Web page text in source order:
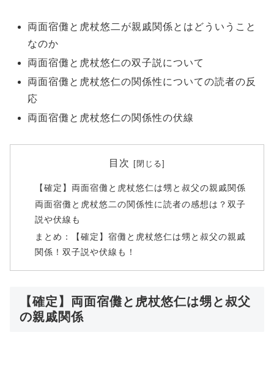
両面宿儺と虎杖悠二が親戚関係とはどういうこと
なのか
両面宿儺と虎杖悠仁の双子説について
両面宿儺と虎杖悠仁の関係性についての読者の反
応
両面宿儺と虎杖悠仁の関係性の伏線
目次
【確定】両面宿儺と虎杖悠仁は甥と叔父の親戚関係
両面宿儺と虎杖悠二の関係性に読者の感想は？双子
説や伏線も
まとめ：【確定】宿儺と虎杖悠仁は甥と叔父の親戚
関係！双子説や伏線も！
【確定】両面宿儺と虎杖悠仁は甥と叔父
の親戚関係